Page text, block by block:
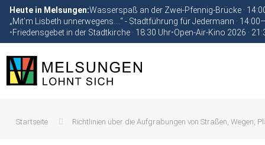
Heute in Melsungen:Wasserspaß an der Zwei-Pfennig-Brücke ·
„Mit’m Lisbeth unnerwegens….“ - Stadtführung für Jedermann ·
•Friedensgebet in der Stadtkirche · 18:30 Uhr•Open-Air-Kino 2026 ·
Startseite Richtlinien über die Aufgrabungen von Straßen, Wegen,